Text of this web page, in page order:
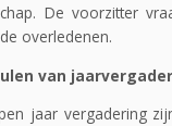
De voorzitter
overledenen.
van
jaar vergadering